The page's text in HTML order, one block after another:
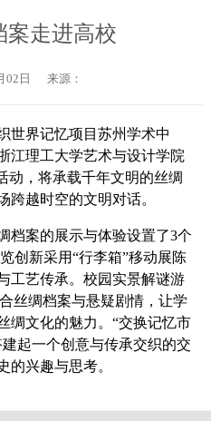
案走进高校
02日 来源：
世界记忆项目苏州学术中
江理工大学艺术与设计学院
动，将承载千年文明的丝绸
跨越时空的文明对话。
档案的展示与体验设置了3个
创新采用“行李箱”移动展陈
工艺传承。校园实景解谜游
丝绸档案与悬疑剧情，让学
绸文化的魅力。“交换记忆市
起一个创意与传承交织的交
的兴趣与思考。